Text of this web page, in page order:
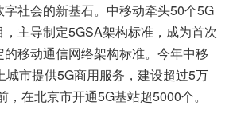
社会的新基石。中移动牵头50个5G
主导制定5GSA架构标准，成为首次
移动通信网络架构标准。今年中移
城市提供5G商用服务，建设超过5万
在北京市开通5G基站超5000个。